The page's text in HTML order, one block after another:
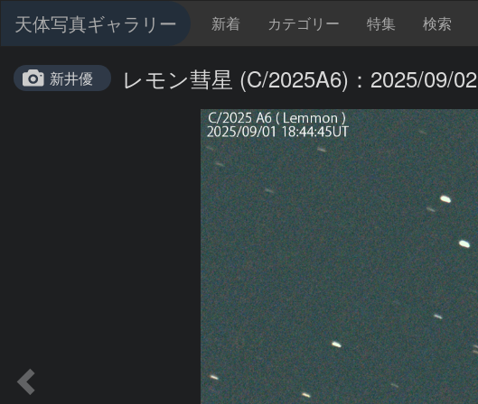
天体写真ギャラリー 新着 カテゴリー 特集 検索
新井優 レモン彗星 (C/2025A6)：2025/09/02